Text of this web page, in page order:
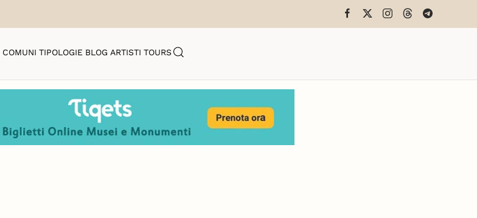
COMUNI TIPOLOGIE BLOG ARTISTI TOURS